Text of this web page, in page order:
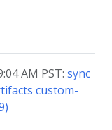
AM PST: sync
custom-